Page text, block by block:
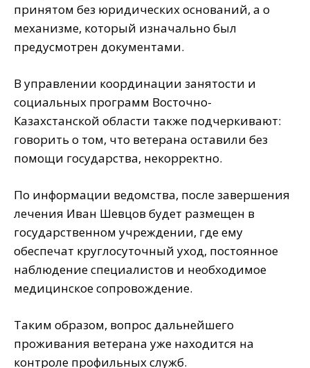
принятом без юридических оснований, а о
механизме, который изначально был
предусмотрен документами.
В управлении координации занятости и
социальных программ Восточно-
Казахстанской области также подчеркивают:
говорить о том, что ветерана оставили без
помощи государства, некорректно.
По информации ведомства, после завершения
лечения Иван Шевцов будет размещен в
государственном учреждении, где ему
обеспечат круглосуточный уход, постоянное
наблюдение специалистов и необходимое
медицинское сопровождение.
Таким образом, вопрос дальнейшего
проживания ветерана уже находится на
контроле профильных служб.